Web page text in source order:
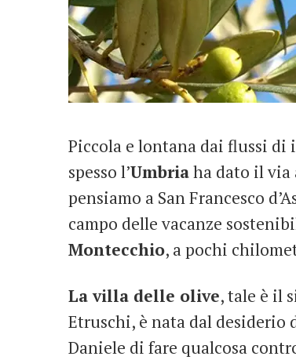
Piccola e lontana dai flussi di
spesso l’Umbriaha dato il via
pensiamo a San Francesco
campo delle vacanze
Montecchio, a pochi
La villa delle olive, tale è il
Etruschi, è nata dal desiderio
Daniele di fare qualcosa